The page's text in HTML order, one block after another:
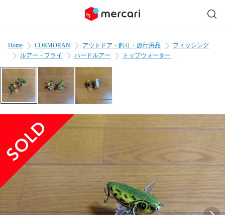
Home CORMORAN アウトドア・釣り・旅行用品
フィッシング
ルアー・フライ
ハードルアー トップウォーター